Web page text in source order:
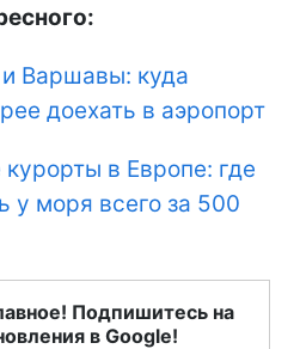
Варшавы: куда
доехать в аэропорт
в Европе: где
у моря всего за 500
Подпишитесь на
в Google!